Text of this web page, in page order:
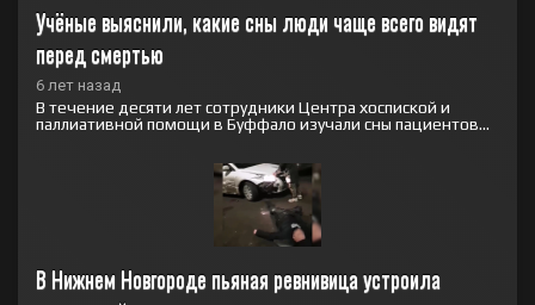
Учёные выяснили, какие сны люди чаще всего видят
перед смертью
6 лет назад
В течение десяти лет сотрудники Центра хоспиской и
паллиативной помощи в Буффало изучали сны пациентов...
В Нижнем Новгороде пьяная ревнивица устроила